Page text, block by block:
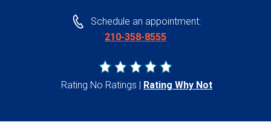
Schedule an appointment:
210-358-8555
Rating No Ratings Rating Why Not